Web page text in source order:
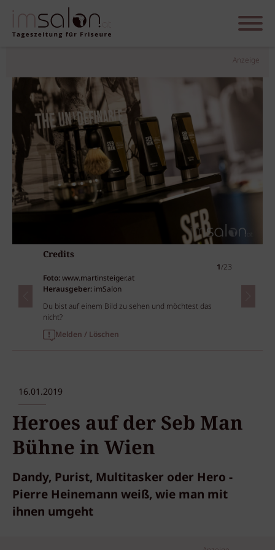
Anzeige
Credits
1/23
Foto:www.martinsteiger.at
Herausgeber: imSalon
Du bist auf einem Bild zu sehen und möchtest das
nicht?
Melden / Löschen
16.01.2019
Heroes auf der Seb Man
Bühne in Wien
Dandy, Purist, Multitasker oder Hero -
Pierre Heinemann weiß, wie man mit
ihnen umgeht